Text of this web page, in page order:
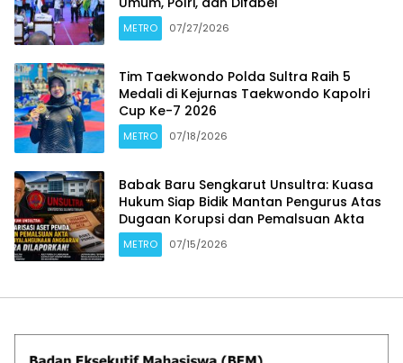
METRO 07/27/2026
Tim Taekwondo Polda Sultra Raih 5
Medali di Kejurnas Taekwondo Kapolri
Cup Ke-7 2026
METRO 07/18/2026
Babak Baru Sengkarut Unsultra: Kuasa
Hukum Siap Bidik Mantan Pengurus Atas
Dugaan Korupsi dan Pemalsuan Akta
METRO 07/15/2026